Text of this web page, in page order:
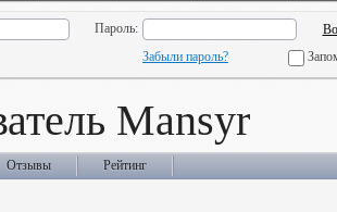
Пароль:
Забыли пароль?
Mansyr
Отзывы Рейтинг